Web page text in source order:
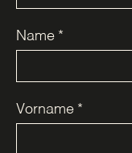
Name *
Vorname *